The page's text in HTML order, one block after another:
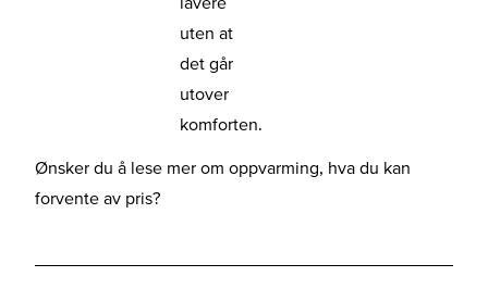
uten at
det går
utover
komforten.
Ønsker du å lese mer om oppvarming, hva du kan
forvente av pris?